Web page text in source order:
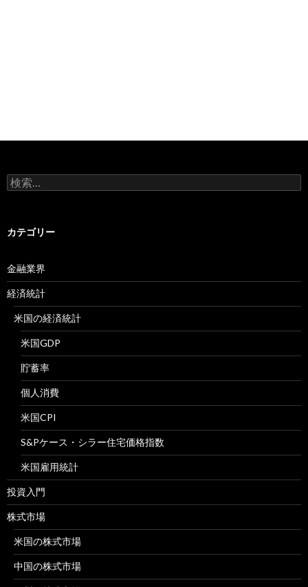
検
索:
カテゴリー
金融業界
経済統計
米国の経済統計
米国GDP
貯蓄率
個人消費
米国CPI
S&Pケース・シラー住宅価格指数
米国雇用統計
投資入門
株式市場
米国の株式市場
中国の株式市場